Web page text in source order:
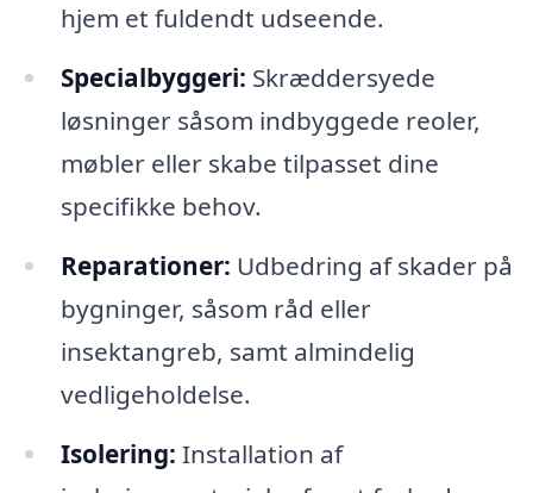
hjem et fuldendt udseende.
Specialbyggeri: Skræddersyede
løsninger såsom indbyggede reoler,
møbler eller skabe tilpasset dine
specifikke behov.
Reparationer: Udbedring af skader på
bygninger, såsom råd eller
insektangreb, samt almindelig
vedligeholdelse.
Isolering: Installation af